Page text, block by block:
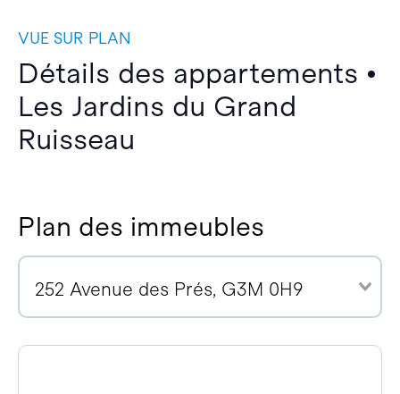
VUE SUR PLAN
Détails des appartements •
Les Jardins du Grand
Ruisseau
Plan des immeubles
252 Avenue des Prés, G3M 0H9